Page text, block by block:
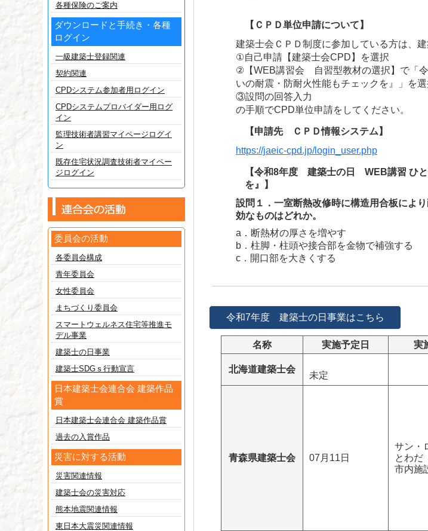
【ＣＰＤ単位申請について】
建築士会ＣＰＤ制度に参加している方は、
①自己申請【建築士会CPD】を選択
②【WEB講習会 自習型教材の選択】で「
いの耐震・防耐火性能もチェックを』」を選
③設問の回答入力
の手順でCPD単位申請をしてください。
【申請先 ＣＰＤ情報システム】
https://jaeic-cpd.jp/login_user.php
【令和8年度 建築士の日 WEB講習 ひと
を』】
設問１．一室断熱改修時に構造用合板によ
効なものはどれか。
a．断熱材の厚さを増やす
b．柱脚・柱頭や接合部を金物で補強する
c．開口部を大きくする
令和7年度 建築士の日事業はこちら
名称 実施予定日 実
北海道建築士会
未定
青森県建築士会 07月11日
サン・
とわだ
市内施
各種保険のご案内
ダウンロードと手続き・各種
ログイン
一級建築士登録関連
契約関連
CPDシステム参加者用ログイン
CPDシステムプロバイダー用ログ
イン
監理技術者講習マイページログイ
ン
既存住宅状況調査技術者マイペー
ジログイン
委員会の活動
各委員会構成
青年委員会
女性委員会
まちづくり委員会
スマートウェルネス住宅等推進モ
デル事業
建築士の日事業
建築士SDGｓ行動宣言
日本建築士会連合会 建築作品
賞
日本建築士会連合会 建築作品賞
過去の入賞作品
災害に対する活動
災害関連情報
建築士会の災害対応
熊本地震関連情報
東日本大震災関連情報